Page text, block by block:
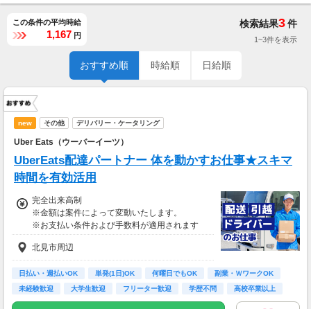
この条件の平均時給
1,167 円
検索結果3件
1~3件を表示
おすすめ順 時給順 日給順
new その他 デリバリー・ケータリング
Uber Eats（ウーバーイーツ）
UberEats配達パートナー 体を動かすお仕事★スキマ
時間を有効活用
完全出来高制
※金額は案件によって変動いたします。
※お支払い条件および手数料が適用されます
北見市周辺
日払い・週払いOK 単発(1日)OK 何曜日でもOK
副業・ＷワークOK
未経験歓迎
大学生歓迎 フリーター歓迎 学歴不問 高校卒業以上